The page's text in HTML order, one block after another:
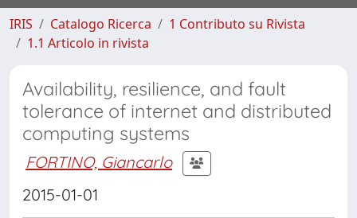
IRIS Catalogo Ricerca
1 Contributo su Rivista
1.1 Articolo in rivista
Availability, resilience, and fault
tolerance of internet and distributed
computing systems
FORTINO, Giancarlo
2015-01-01